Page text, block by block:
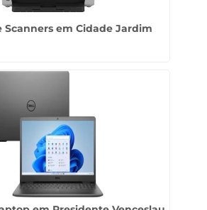
Scanners em Cidade Jardim